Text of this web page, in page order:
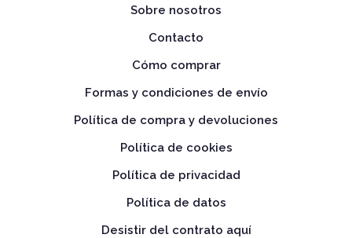
Sobre nosotros
Contacto
Cómo comprar
Formas y condiciones de envío
Política de compra y devoluciones
Política de cookies
Política de privacidad
Política de datos
Desistir del contrato aquí